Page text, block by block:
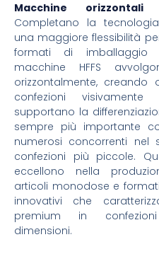
Macchine orizzontali
Completano la tecnologia
una maggiore flessibilità
formati di imballaggio
macchine HFFS
orizzontalmente, creando
confezioni visivamente
supportano la
sempre più importante
numerosi concorrenti nel
confezioni più piccole.
eccellono nella
articoli monodose e
innovativi che
premium in
dimensioni.